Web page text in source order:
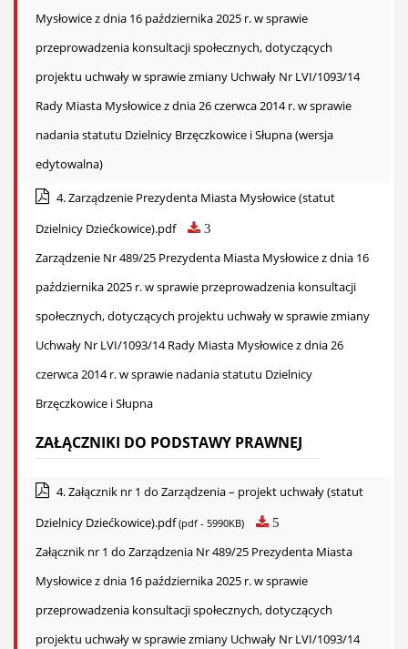
Mysłowice z dnia 16 października 2025 r. w sprawie
przeprowadzenia konsultacji społecznych, dotyczących
projektu uchwały w sprawie zmiany Uchwały Nr LVI/1093/14
Rady Miasta Mysłowice z dnia 26 czerwca 2014 r. w sprawie
nadania statutu Dzielnicy Brzęczkowice i Słupna (wersja
edytowalna)
4. Zarządzenie Prezydenta Miasta Mysłowice (statut
Dzielnicy Dziećkowice).pdf
3
Zarządzenie Nr 489/25 Prezydenta Miasta Mysłowice z dnia 16
października 2025 r. w sprawie przeprowadzenia konsultacji
społecznych, dotyczących projektu uchwały w sprawie zmiany
Uchwały Nr LVI/1093/14 Rady Miasta Mysłowice z dnia 26
czerwca 2014 r. w sprawie nadania statutu Dzielnicy
Brzęczkowice i Słupna
ZAŁĄCZNIKI DO PODSTAWY PRAWNEJ
4. Załącznik nr 1 do Zarządzenia – projekt uchwały (statut
Dzielnicy Dziećkowice).pdf(pdf - 5990KB) 5
Załącznik nr 1 do Zarządzenia Nr 489/25 Prezydenta Miasta
Mysłowice z dnia 16 października 2025 r. w sprawie
przeprowadzenia konsultacji społecznych, dotyczących
projektu uchwały w sprawie zmiany Uchwały Nr LVI/1093/14